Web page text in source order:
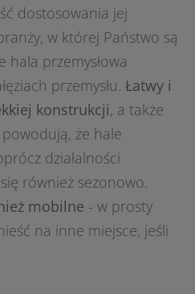
dostosowania jej
w której Państwo są
hala przemysłowa
przemysłu. Łatwy i
konstrukcji, a także
że hale
działalności
również sezonowo.
mobilne - w prosty
na inne miejsce, jeśli